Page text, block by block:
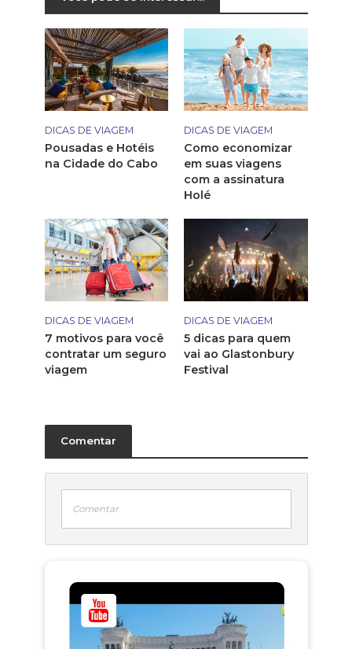
DICAS DE VIAGEM
Pousadas e Hotéis
na Cidade do Cabo
DICAS DE VIAGEM
Como economizar
em suas viagens
com a assinatura
Holé
DICAS DE VIAGEM
7 motivos para você
contratar um seguro
viagem
DICAS DE VIAGEM
5 dicas para quem
vai ao Glastonbury
Festival
Comentar
Comentar